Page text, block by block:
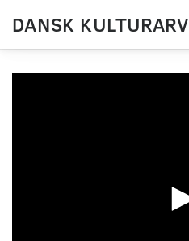
DANSK KULTURARV